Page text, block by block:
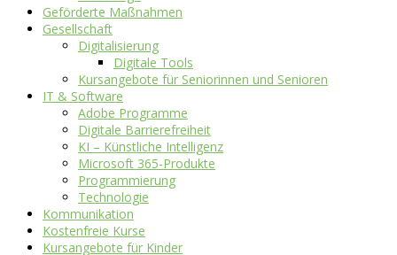
Geförderte Maßnahmen
Gesellschaft
Digitalisierung
Digitale Tools
Kursangebote für Seniorinnen und Senioren
IT & Software
Adobe Programme
Digitale Barrierefreiheit
KI – Künstliche Intelligenz
Microsoft 365-Produkte
Programmierung
Technologie
Kommunikation
Kostenfreie Kurse
Kursangebote für Kinder